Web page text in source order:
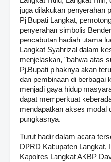
juga dilakukan penyerahan
Pj Bupati Langkat,
penyerahan simbolis
pencabutan hadiah utama
Langkat Syahrizal dalam
menjelaskan, "bahwa atas
Pj.Bupati pihaknya akan
dan pembinaan di berbagai
menjadi gaya hidup
dapat memperkuat
mendapatkan akses modal
pungkasnya.
Turut hadir dalam acara
DPRD Kabupaten Langkat,
Kapolres Langkat AKBP